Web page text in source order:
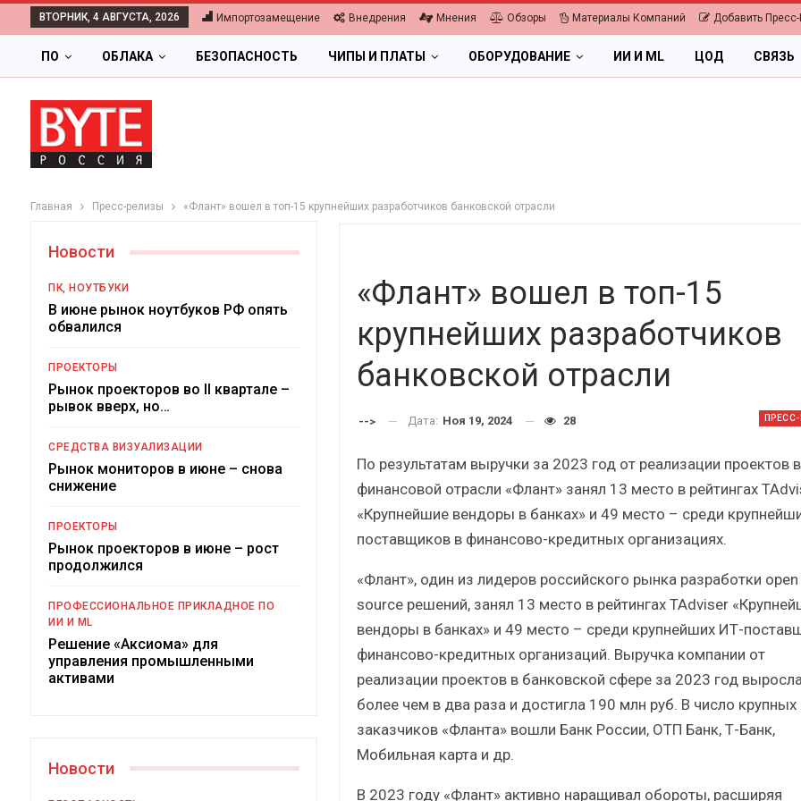
ВТОРНИК, 4 АВГУСТА, 2026 Импортозамещение Внедрения Мнения Обзоры Материалы Компаний Добавить Пресс-
ПО ОБЛАКА БЕЗОПАСНОСТЬ ЧИПЫ И ПЛАТЫ ОБОРУДОВАНИЕ ИИ И ML ЦОД СВЯЗЬ
Главная Пресс-релизы «Флант» вошел в топ-15 крупнейших разработчиков банковской отрасли
«Флант» вошел в топ-15
крупнейших разработчиков
банковской отрасли
--> Дата: Ноя 19, 2024 28
По результатам выручки за 2023 год от реализации проектов в
финансовой отрасли «Флант» занял 13 место в рейтингах
«Крупнейшие вендоры в банках» и 49 место – среди
поставщиков в финансово-кредитных организациях.
«Флант», один из лидеров российского рынка разработки open
source решений, занял 13 место в рейтингах TAdviser
вендоры в банках» и 49 место – среди крупнейших ИТ-
финансово-кредитных организаций. Выручка компании от
реализации проектов в банковской сфере за 2023 год выросла
более чем в два раза и достигла 190 млн руб. В число крупных
заказчиков «Фланта» вошли Банк России, ОТП Банк, Т-Банк,
Мобильная карта и др.
В 2023 году «Флант» активно наращивал обороты, расширяя
Новости
ПК, НОУТБУКИ
В июне рынок ноутбуков РФ опять
обвалился
ПРОЕКТОРЫ
Рынок проекторов во II квартале –
рывок вверх, но…
СРЕДСТВА ВИЗУАЛИЗАЦИИ
Рынок мониторов в июне – снова
снижение
ПРОЕКТОРЫ
Рынок проекторов в июне – рост
продолжился
ПРОФЕССИОНАЛЬНОЕ ПРИКЛАДНОЕ ПО
ИИ И ML
Решение «Аксиома» для
управления промышленными
активами
Новости
Цифровая экономика 2026.
российский рынок ИБП?
ПК, НОУТБУКИ
российского ИТ-рынка в 2025 г.
Часть II.
Анализ